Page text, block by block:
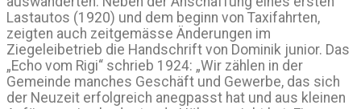
Lastautos (1920) und dem beginn von Taxifahrten,
zeigten auch zeitgemässe Änderungen im
Ziegeleibetrieb die Handschrift von Dominik junior. Das
„Echo vom Rigi“ schrieb 1924: „Wir zählen in der
Gemeinde manches Geschäft und Gewerbe, das sich
der Neuzeit erfolgreich anegpasst hat und aus kleinen